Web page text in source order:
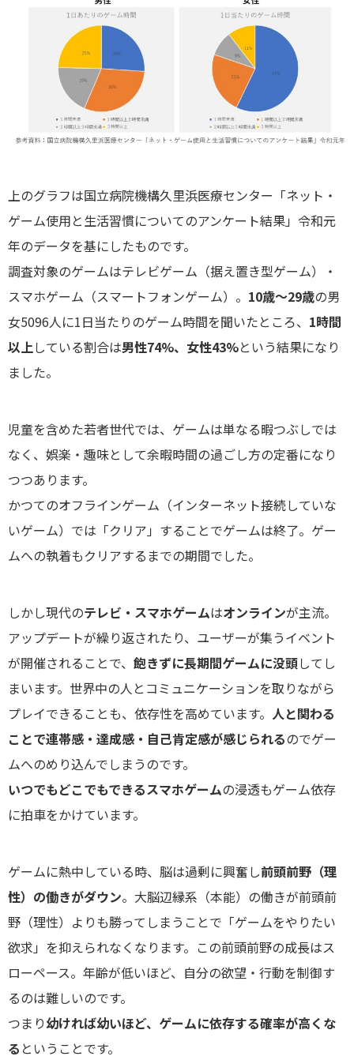
上のグラフは国立病院機構久里浜医療センター「ネット・
ゲーム使用と生活習慣についてのアンケート結果」令和元
年のデータを基にしたものです。
調査対象のゲームはテレビゲーム（据え置き型ゲーム）・
スマホゲーム（スマートフォンゲーム）。 10歳～29歳の男
女5096人に1日当たりのゲーム時間を聞いたところ、 1時間
以上している割合は男性74%、女性43%という結果になり
ました。
児童を含めた若者世代では、ゲームは単なる暇つぶしでは
なく、娯楽・趣味として余暇時間の過ごし方の定番になり
つつあります。
かつてのオフラインゲーム（インターネット接続していな
いゲーム）では「クリア」することでゲームは終了。ゲー
ムへの執着もクリアするまでの期間でした。
しかし現代のテレビ・スマホゲームはオンラインが主流。
アップデートが繰り返されたり、ユーザーが集うイベント
が開催されることで、 飽きずに長期間ゲームに没頭してし
まいます。世界中の人とコミュニケーションを取りながら
プレイできることも、依存性を高めています。 人と関わる
ことで連帯感・達成感・自己肯定感が感じられるのでゲー
ムへのめり込んでしまうのです。
いつでもどこでもできるスマホゲームの浸透もゲーム依存
に拍車をかけています。
ゲームに熱中している時、脳は過剰に興奮し前頭前野（理
性）の働きがダウン。大脳辺縁系（本能）の働きが前頭前
野（理性）よりも勝ってしまうことで「ゲームをやりたい
欲求」を抑えられなくなります。この前頭前野の成長はス
ローペース。年齢が低いほど、自分の欲望・行動を制御す
るのは難しいのです。
つまり幼ければ幼いほど、ゲームに依存する確率が高くな
る ということです。